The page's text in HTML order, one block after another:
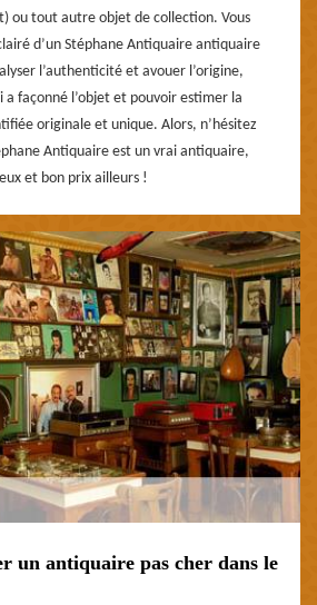
ou tout autre objet de collection. Vous
d’un Stéphane Antiquaire antiquaire
l’authenticité et avouer l’origine,
a façonné l’objet et pouvoir estimer la
originale et unique. Alors, n’hésitez
Antiquaire est un vrai antiquaire,
et bon prix ailleurs !
un antiquaire pas cher dans le